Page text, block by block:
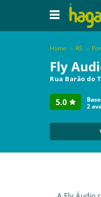
Home RS
Fly
Rua Barão do
5.0
2